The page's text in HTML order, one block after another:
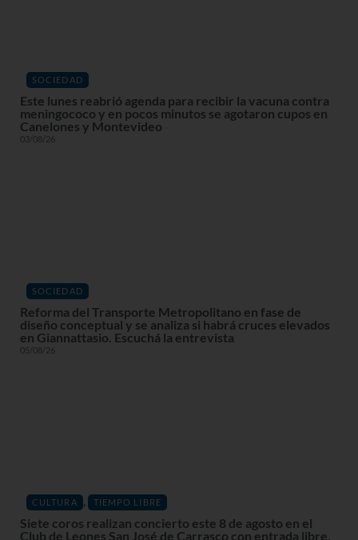
SOCIEDAD
Este lunes reabrió agenda para recibir la vacuna contra
meningococo y en pocos minutos se agotaron cupos en
Canelones y Montevideo
03/08/26
SOCIEDAD
Reforma del Transporte Metropolitano en fase de
diseño conceptual y se analiza si habrá cruces elevados
en Giannattasio. Escuchá la entrevista
05/08/26
CULTURA , TIEMPO LIBRE
Siete coros realizan concierto este 8 de agosto en el
Club de Leones San José de Carrasco con entrada libre.